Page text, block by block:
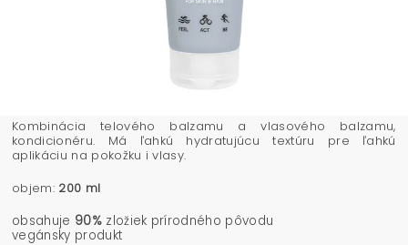
Kombinácia telového balzamu a vlasového balzamu,
kondicionéru. Má ľahkú hydratujúcu textúru pre ľahkú
aplikáciu na pokožku i vlasy.
objem: 200 ml
obsahuje 90%zložiek prírodného pôvodu
vegánsky produkt